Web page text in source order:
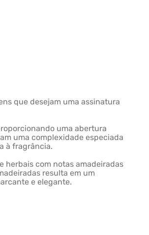
que desejam uma assinatura
uma abertura
uma complexidade especiada
à fragrância.
herbais com notas amadeiradas
resulta em um
e elegante.